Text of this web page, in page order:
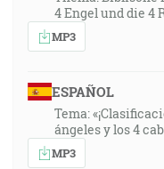
4 Engel und die 4
MP3
ESPAÑOL
Tema:
ángeles y los 4
MP3